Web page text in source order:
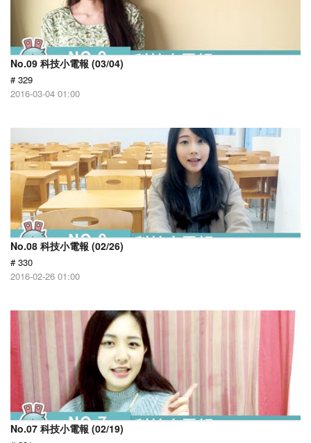
No.09 科技小電報 (03/04)
# 329
2016-03-04 01:00
No.08 科技小電報 (02/26)
# 330
2016-02-26 01:00
No.07 科技小電報 (02/19)